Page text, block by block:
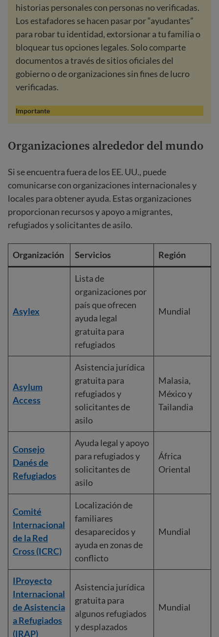
historias personales con personas no verificadas.
Los estafadores se hacen pasar por “ayudantes”
para robar tu identidad, extorsionar a tu familia o
bloquear tus opciones legales. Solo comparte
documentos a través de sitios oficiales del
gobierno o de organizaciones sin fines de lucro
verificadas.
Importante
Organizaciones alrededor del mundo
Si se encuentra fuera de los EE. UU., puede
comunicarse con organizaciones internacionales y
locales para obtener ayuda. Estas organizaciones
proporcionan recursos y apoyo a migrantes,
refugiados y solicitantes de asilo.
Organización Servicios Región
Asylex
Lista de
organizaciones por
país que ofrecen
ayuda legal
gratuita para
refugiados
Mundial
Asylum
Access
Asistencia jurídica
gratuita para
refugiados y
solicitantes de
asilo
Malasia,
México y
Tailandia
Consejo
Danés de
Refugiados
Ayuda legal y apoyo
para refugiados y
solicitantes de
asilo
África
Oriental
Comité
Internacional
de la Red
Cross (ICRC)
Localización de
familiares
desaparecidos y
ayuda en zonas de
conflicto
Mundial
IProyecto
Internacional
de Asistencia
a Refugiados
(IRAP)
Asistencia jurídica
gratuita para
algunos refugiados
y desplazados
Mundial